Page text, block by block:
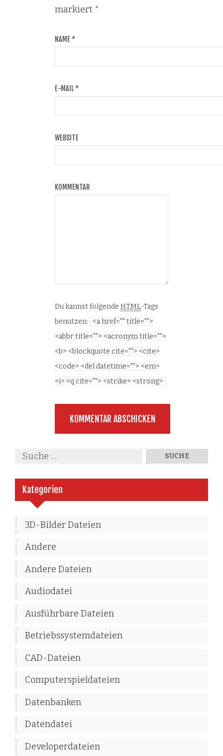
markiert *
NAME*
E-MAIL*
WEBSITE
KOMMENTAR
Du kannst folgende HTML-Tags
benutzen:
<a href="" title="">
<abbr title=""> <acronym title="">
<b> <blockquote cite=""> <cite>
<code> <del datetime=""> <em>
<i> <q cite=""> <strike> <strong>
Kategorien
3D-Bilder Dateien
Andere
Andere Dateien
Audiodatei
Ausführbare Dateien
Betriebssystemdateien
CAD-Dateien
Computerspieldateien
Datenbanken
Datendatei
Developerdateien